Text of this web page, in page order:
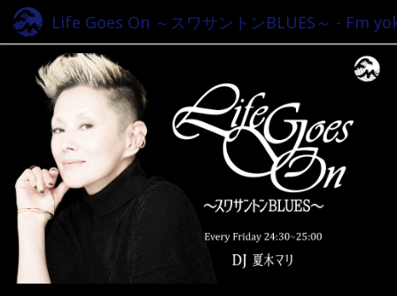
Life Goes On ～スワサントンBLUES～ - Fm